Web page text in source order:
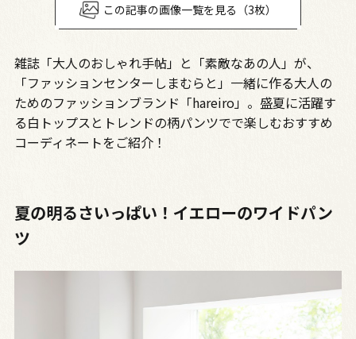
この記事の画像一覧を見る（3枚）
雑誌「大人のおしゃれ手帖」と「素敵なあの人」が、
「ファッションセンターしまむらと」一緒に作る大人の
ためのファッションブランド「hareiro」。盛夏に活躍す
る白トップスとトレンドの柄パンツでで楽しむおすすめ
コーディネートをご紹介！
夏の明るさいっぱい！イエローのワイドパン
ツ